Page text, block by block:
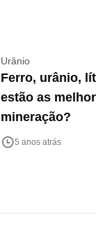
Urânio
Ferro, urânio,
estão as
mineração?
5 anos atrás